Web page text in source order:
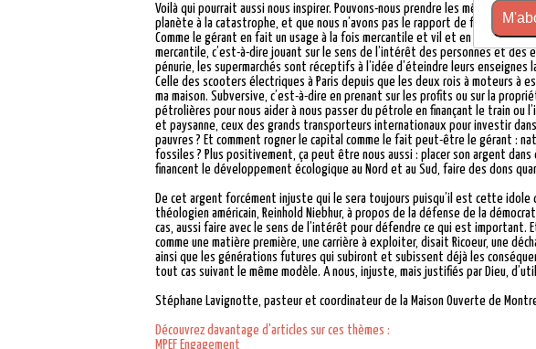
Voilà qui pourrait aussi nous inspirer. Pouvons-nous prendre les mêmes
planète à la catastrophe, et que nous n’avons pas le rapport de force qui
Comme le gérant en fait un usage à la fois mercantile et vil et en même
mercantile, c’est-à-dire jouant sur le sens de l’intérêt des personnes et des
pénurie, les supermarchés sont réceptifs à l’idée d’éteindre leurs
Celle des scooters électriques à Paris depuis que les deux rois à moteurs à
ma maison. Subversive, c’est-à-dire en prenant sur les profits ou sur la
pétrolières pour nous aider à nous passer du pétrole en finançant le train
et paysanne, ceux des grands transporteurs internationaux pour investir
pauvres ? Et comment rogner le capital comme le fait peut-être le gérant :
fossiles ? Plus positivement, ça peut être nous aussi : placer son argent
financent le développement écologique au Nord et au Sud, faire des dons
De cet argent forcément injuste qui le sera toujours puisqu’il est cette idole
théologien américain, Reinhold Niebhur, à propos de la défense de la
cas, aussi faire avec le sens de l’intérêt pour défendre ce qui est important.
comme une matière première, une carrière à exploiter, disait Ricoeur, une
ainsi que les générations futures qui subiront et subissent déjà les
tout cas suivant le même modèle. A nous, injuste, mais justifiés par Dieu,
Stéphane Lavignotte, pasteur et coordinateur de la Maison Ouverte de
Découvrez davantage d'articles sur ces thèmes :
MPEF Engagement